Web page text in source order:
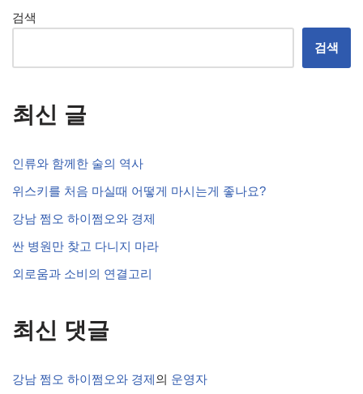
검색
검색
최신 글
인류와 함께한 술의 역사
위스키를 처음 마실때 어떻게 마시는게 좋나요?
강남 쩜오 하이쩜오와 경제
싼 병원만 찾고 다니지 마라
외로움과 소비의 연결고리
최신 댓글
강남 쩜오 하이쩜오와 경제의 운영자